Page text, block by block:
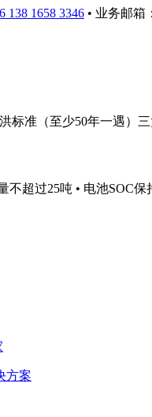
138 1658 3346 • 业务邮箱：
标准（至少50年一遇）三
超过25吨 • 电池SOC
方案